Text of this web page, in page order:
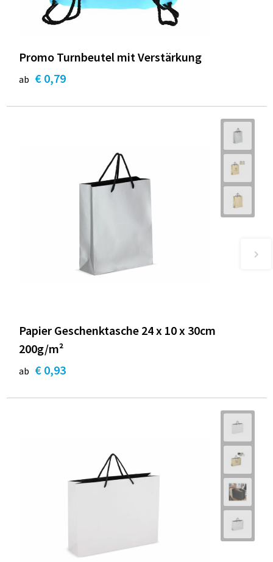
Promo Turnbeutel mit Verstärkung
ab € 0,79
Papier Geschenktasche 24 x 10 x 30cm
200g/m²
ab € 0,93